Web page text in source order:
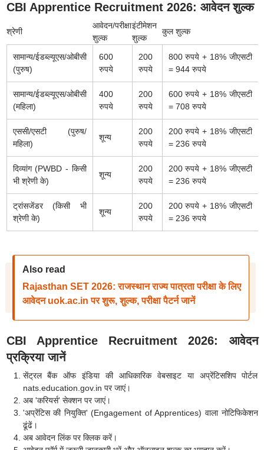
CBI Apprentice Recruitment 2026: आवेदन शुल्क
श्रेणी
आवेदन/परीक्षा
शुल्क
इंटीमेशन
शुल्क
कुल शुल्क
सामान्य/ईडब्ल्यूएस/ओबीसी
(पुरुष)
600
रुपये
200
रुपये
800 रुपये + 18% जीएसटी
= 944 रुपये
सामान्य/ईडब्ल्यूएस/ओबीसी
(महिला)
400
रुपये
200
रुपये
600 रुपये + 18% जीएसटी
= 708 रुपये
एससी/एसटी (पुरुष/
महिला)
शून्य
200
रुपये
200 रुपये + 18% जीएसटी
= 236 रुपये
दिव्यांग (PWBD - किसी
भी श्रेणी के)
शून्य
200
रुपये
200 रुपये + 18% जीएसटी
= 236 रुपये
ट्रांसजेंडर (किसी भी
श्रेणी के)
शून्य
200
रुपये
200 रुपये + 18% जीएसटी
= 236 रुपये
Also read
Rajasthan SET 2026: राजस्थान राज्य पात्रता परीक्षा के लिए
आवेदन uok.ac.in पर शुरू, शुल्क, परीक्षा पैटर्न जानें
CBI Apprentice Recruitment 2026: आवेदन
प्रक्रिया जानें
सेंट्रल बैंक ऑफ इंडिया की आधिकारिक वेबसाइट या अप्रेंटिसशिप पोर्टल
nats.education.gov.in पर जाएं।
अब 'करियर्स' सेक्शन पर जाएं।
'अप्रेंटिस की नियुक्ति' (Engagement of Apprentices) वाला नोटिफिकेशन
ढूंढें।
अब आवेदन लिंक पर क्लिक करें।